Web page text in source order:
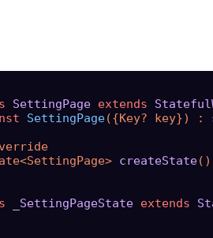
SettingPage extends
SettingPage({Key? key}) :
createState()
_SettingPageState extends